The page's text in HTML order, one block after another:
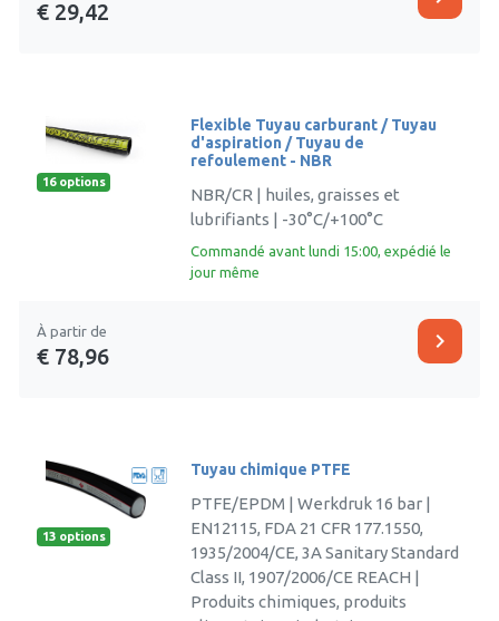
€ 29,42
16 options
Flexible Tuyau carburant / Tuyau
d'aspiration / Tuyau de
refoulement - NBR
NBR/CR | huiles, graisses et
lubrifiants | -30°C/+100°C
Commandé avant lundi 15:00, expédié le
jour même
À partir de
€ 78,96
chevron_right
13 options
Tuyau chimique PTFE
PTFE/EPDM | Werkdruk 16 bar |
EN12115, FDA 21 CFR 177.1550,
1935/2004/CE, 3A Sanitary Standard
Class II, 1907/2006/CE REACH |
Produits chimiques, produits